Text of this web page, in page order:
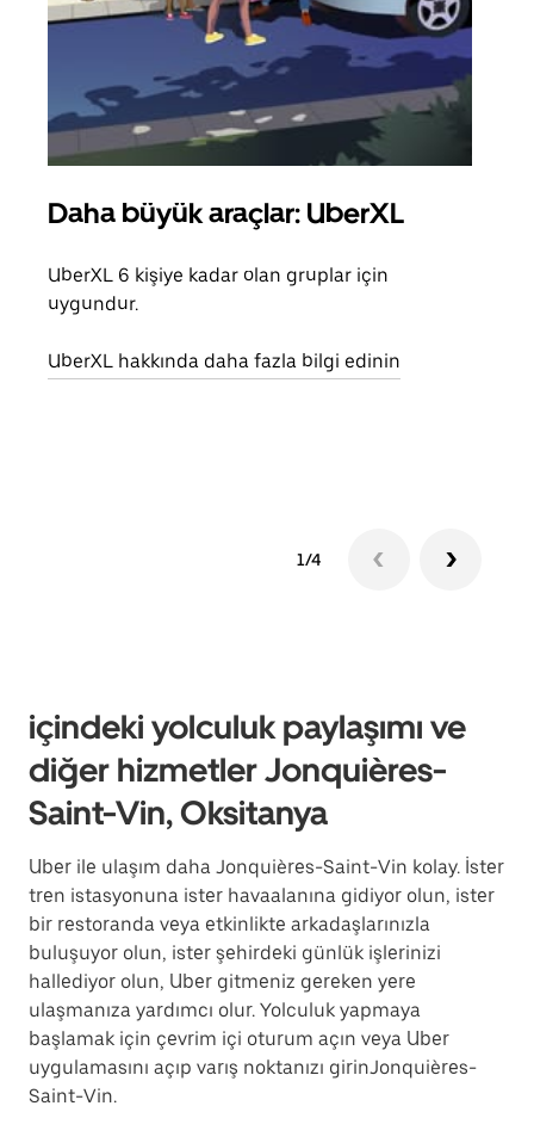
Daha büyük araçlar: UberXL
UberXL 6 kişiye kadar olan gruplar için
uygundur.
UberXL hakkında daha fazla bilgi edinin
1/4
içindeki yolculuk paylaşımı ve
diğer hizmetler Jonquières-
Saint-Vin, Oksitanya
Uber ile ulaşım daha Jonquières-Saint-Vin kolay. İster
tren istasyonuna ister havaalanına gidiyor olun, ister
bir restoranda veya etkinlikte arkadaşlarınızla
buluşuyor olun, ister şehirdeki günlük işlerinizi
hallediyor olun, Uber gitmeniz gereken yere
ulaşmanıza yardımcı olur. Yolculuk yapmaya
başlamak için çevrim içi oturum açın veya Uber
uygulamasını açıp varış noktanızı girinJonquières-
Saint-Vin.